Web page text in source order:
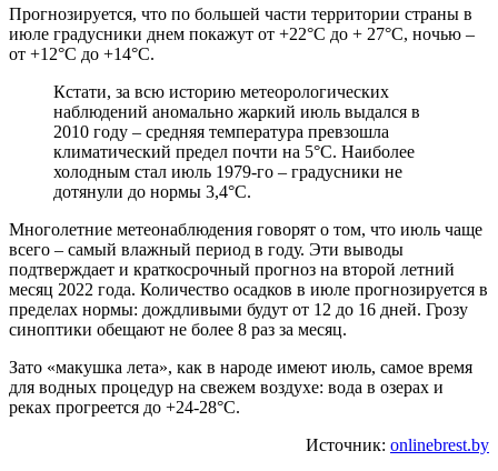
Прогнозируется, что по большей части территории страны в
июле градусники днем покажут от +22°C до + 27°C, ночью –
от +12°C до +14°C.
Кстати, за всю историю метеорологических
наблюдений аномально жаркий июль выдался в
2010 году – средняя температура превзошла
климатический предел почти на 5°C. Наиболее
холодным стал июль 1979-го – градусники не
дотянули до нормы 3,4°C.
Многолетние метеонаблюдения говорят о том, что июль чаще
всего – самый влажный период в году. Эти выводы
подтверждает и краткосрочный прогноз на второй летний
месяц 2022 года. Количество осадков в июле прогнозируется в
пределах нормы: дождливыми будут от 12 до 16 дней. Грозу
синоптики обещают не более 8 раз за месяц.
Зато «макушка лета», как в народе имеют июль, самое время
для водных процедур на свежем воздухе: вода в озерах и
реках прогреется до +24-28°C.
Источник: onlinebrest.by